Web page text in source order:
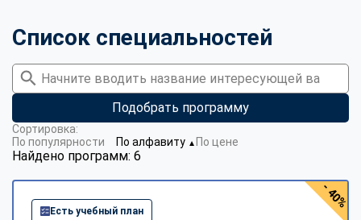
Список специальностей
Подобрать программу
Найдено программ: 6
Сортировка:
По популярности
По алфавиту ▼ По цене
Есть учебный план
- 40%